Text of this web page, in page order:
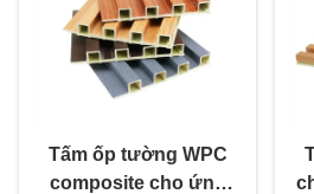
Tấm ốp tường WPC
composite cho ứng